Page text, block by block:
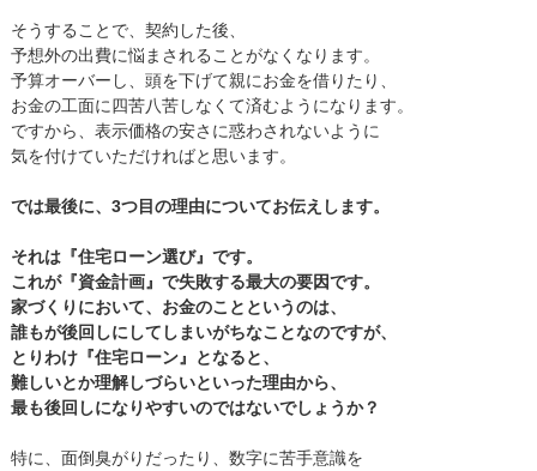
そうすることで、契約した後、
予想外の出費に悩まされることがなくなります。
予算オーバーし、頭を下げて親にお金を借りたり、
お金の工面に四苦八苦しなくて済むようになります。
ですから、表示価格の安さに惑わされないように
気を付けていただければと思います。
では最後に、3つ目の理由についてお伝えします。
それは『住宅ローン選び』です。
これが『資金計画』で失敗する最大の要因です。
家づくりにおいて、お金のことというのは、
誰もが後回しにしてしまいがちなことなのですが、
とりわけ『住宅ローン』となると、
難しいとか理解しづらいといった理由から、
最も後回しになりやすいのではないでしょうか？
特に、面倒臭がりだったり、数字に苦手意識を